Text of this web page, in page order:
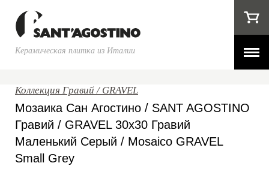
Керамическая плитка из Италии
Коллекция Гравий / GRAVEL
Мозаика Сан Агостино / SANT AGOSTINO
Гравий / GRAVEL 30x30 Гравий
Маленький Серый / Mosaico GRAVEL
Small Grey